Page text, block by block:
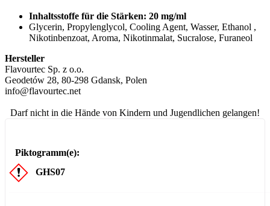
Inhaltsstoffe für die Stärken: 20 mg/ml
Glycerin, Propylenglycol, Cooling Agent, Wasser, Ethanol ,
Nikotinbenzoat, Aroma, Nikotinmalat, Sucralose, Furaneol
Hersteller
Flavourtec Sp. z o.o.
Geodetów 28, 80-298 Gdansk, Polen
info@flavourtec.net
Darf nicht in die Hände von Kindern und Jugendlichen gelangen!
Piktogramm(e):
GHS07